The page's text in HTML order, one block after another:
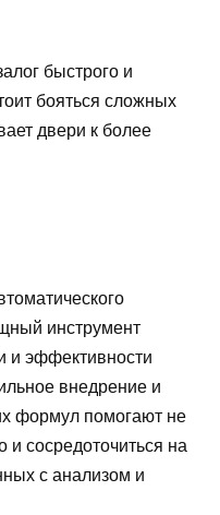
быстрого и
бояться сложных
двери к более
инструмент
и эффективности
внедрение и
формул помогают не
и сосредоточиться на
с анализом и